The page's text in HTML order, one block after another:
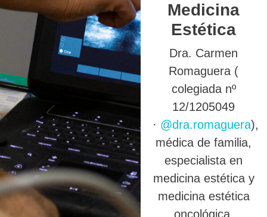
Medicina
Estética
Dra. Carmen
Romaguera (
colegiada nº
12/1205049
· @dra.romaguera),
médica de familia,
especialista en
medicina estética y
medicina estética
oncológica.